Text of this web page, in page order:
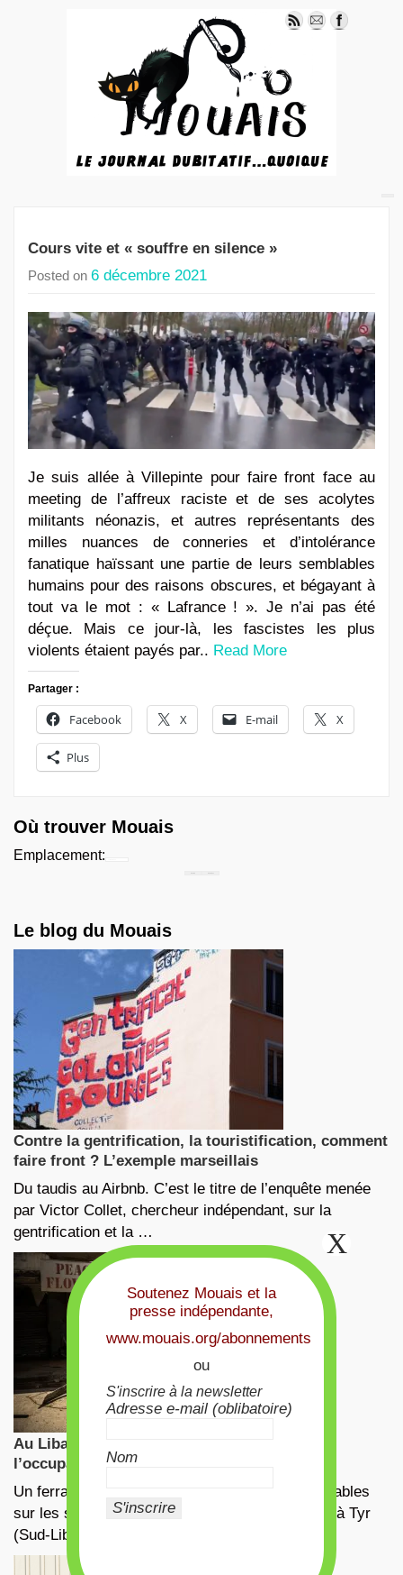
Cours vite et « souffre en silence »
Posted on 6 décembre 2021
Je suis allée à Villepinte pour faire front face au
meeting de l’affreux raciste et de ses acolytes
militants néonazis, et autres représentants des
milles nuances de conneries et d’intolérance
fanatique haïssant une partie de leurs semblables
humains pour des raisons obscures, et bégayant à
tout va le mot : « Lafrance ! ». Je n’ai pas été
déçue. Mais ce jour-là, les fascistes les plus
violents étaient payés par.. Read More
Partager :
Facebook X E-mail X
Plus
Où trouver Mouais
Emplacement:
Le blog du Mouais
Contre la gentrification, la touristification, comment
faire front ? L’exemple marseillais
Du taudis au Airbnb. C’est le titre de l’enquête menée
par Victor Collet, chercheur indépendant, sur la
gentrification et la …
Au Liban, la convergence des luttes face à
l’occupation israélienne
Un ferrailleur, qui récupère les matériaux recyclables
sur les sites de frappes aériennes israéliennes, à Tyr
(Sud-Liban), le 13 mars …
Soutenez Mouais et la
presse indépendante,
www.mouais.org/abonnements
ou
S'inscrire à la newsletter
Adresse e-mail (oblibatoire)
Nom